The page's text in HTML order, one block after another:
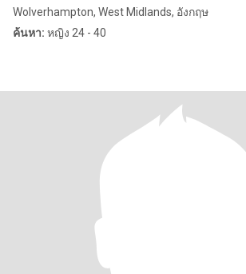
Wolverhampton, West Midlands, อังกฤษ
ค้นหา: หญิง 24 - 40